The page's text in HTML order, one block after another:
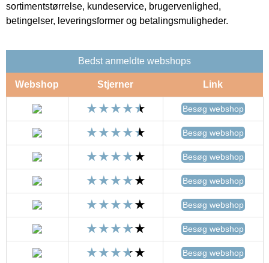
sortimentstørrelse, kundeservice, brugervenlighed,
betingelser, leveringsformer og betalingsmuligheder.
Bedst anmeldte webshops
Webshop Stjerner Link
Besøg webshop
Besøg webshop
Besøg webshop
Besøg webshop
Besøg webshop
Besøg webshop
Besøg webshop